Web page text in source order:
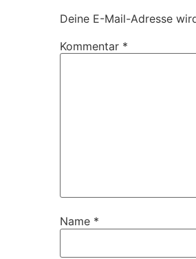
Deine E-Mail-Adresse
Kommentar *
Name *